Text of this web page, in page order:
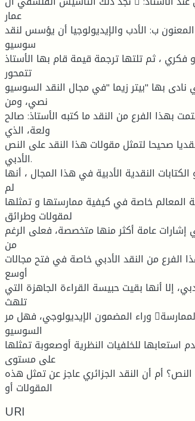
عمار
ب: الأدب والإيديولوجيا أن يؤسس لنقد
سوسيو
، ثم تلتها ترجمة قيمة قام بها الأستاذ
تتمحور
بها "بيتر زيما "في مجال النقد السوسيو
نصي، ومن
بهذا الفرع من النقد ما كتبه الأستاذ: صالح
ولعة، الذي
صحيحا لتمثل مقولات هذا النقد على النص
الأدبي.
النقدية الأدبية في هذا المجال ، أنها
لم
خاصة في كيفية ممارستها و تمثلها
لمقولات وطرائق
عامة أكثر منها متخصصة، فعلى الرغم
من
الفرع من النقد الأدبي خاصة في فتح مجالات
أوسع
إلا أنها بقيت حبيسة القراءة الجاهزة التي
تلهث
وراء المضمون الإيديولوجي، فهل مر د هذه السطحية النقدية في الممارسة
السوسيو
استعابها للخلفيات النظرية أوصعوبة تمثلها
على مستوى
أم أن النقد الجزائري عاجز عن تمثل هذه
المقولات أو
URI